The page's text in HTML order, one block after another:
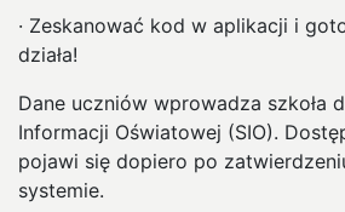
· Zeskanować kod w aplikacji i
działa!
Dane uczniów wprowadza szkoła
Informacji Oświatowej (SIO).
pojawi się dopiero po
systemie.